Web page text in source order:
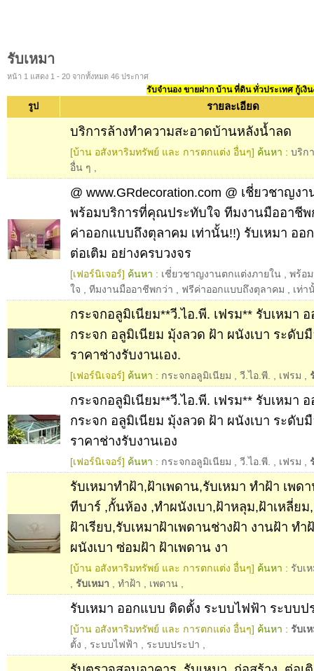
รับเหมา
หน้า 1 แสดง 1 - 20 จากทั้งหมด 46 ประกาศ
รับจำนอง ขายฝาก บ้าน ที่ดิน ทั่วประเทศ กู้เงิ
รูป รายละเอียด
บริการล้างทำความสะอาดบ้านหลังน้ำลด
[บ้าน อสังหาริมทรัพย์ และ การตกแต่ง อื่นๆ] ค้นหา : บริก
อื่น ๆ
@ www.GRdecoration.com @ เชี่ยวชาญง
พร้อมบริการที่คุณประทับใจ ทีมงานมืออาชีพ
ค่าออกแบบถึงตุลาคม เท่านั้น!!) รับเหมา ออ
ต่อเติม อย่างครบวงจร
[เฟอร์นิเจอร์] ค้นหา : เชี่ยวชาญงานตกแต่งภายใน
พร้อ
ใจ
ทีมงานมืออาชีพกว่า ฟรีค่าออกแบบถึงตุลาคม เท่า
กระจกอลูมิเนียม**วี.ไอ.พี. เฟรม** รับเหมา
กระจก อลูมิเนียม มุ้งลวด ฝ้า ผนังเบา ระดับ
ราคาช่างรับงานเอง.
[เฟอร์นิเจอร์] ค้นหา : กระจกอลูมิเนียม วี.ไอ.พี. เฟรม
กระจกอลูมิเนียม**วี.ไอ.พี. เฟรม** รับเหมา
กระจก อลูมิเนียม มุ้งลวด ฝ้า ผนังเบา ระดับ
ราคาช่างรับงานเอง
[เฟอร์นิเจอร์] ค้นหา : กระจกอลูมิเนียม วี.ไอ.พี. เฟรม
รับเหมาทำฝ้า,ฝ้าเพดาน,รับเหมา ทำฝ้า เพด
ทีบาร์ ,กั้นห้อง ,ทำผนังเบา,ฝ้าหลุม,ฝ้าเหลี่ย
ฝ้าเรียบ,รับเหมาฝ้าเพดานช่างฝ้า งานฝ้า ทำ
ผนังเบา ซ่อมฝ้า ฝ้าเพดาน งา
[บ้าน อสังหาริมทรัพย์ และ การตกแต่ง อื่นๆ] ค้นหา : รับเ
รับเหมา ทำฝ้า เพดาน
รับเหมา ออกแบบ ติดตั้ง ระบบไฟฟ้า ระบบป
[บ้าน อสังหาริมทรัพย์ และ การตกแต่ง อื่นๆ] ค้นหา : รับเ
ตั้ง
ระบบไฟฟ้า ระบบประปา